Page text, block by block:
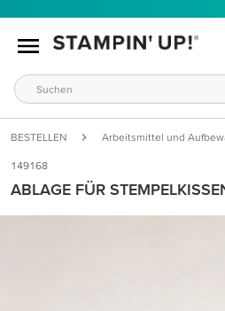
BESTELLEN Arbeitsmittel und
149168
ABLAGE FÜR